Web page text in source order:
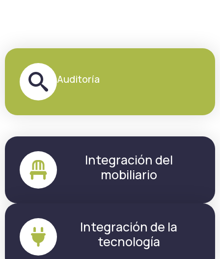
Auditoría
Integración del
mobiliario
Integración de la
tecnología